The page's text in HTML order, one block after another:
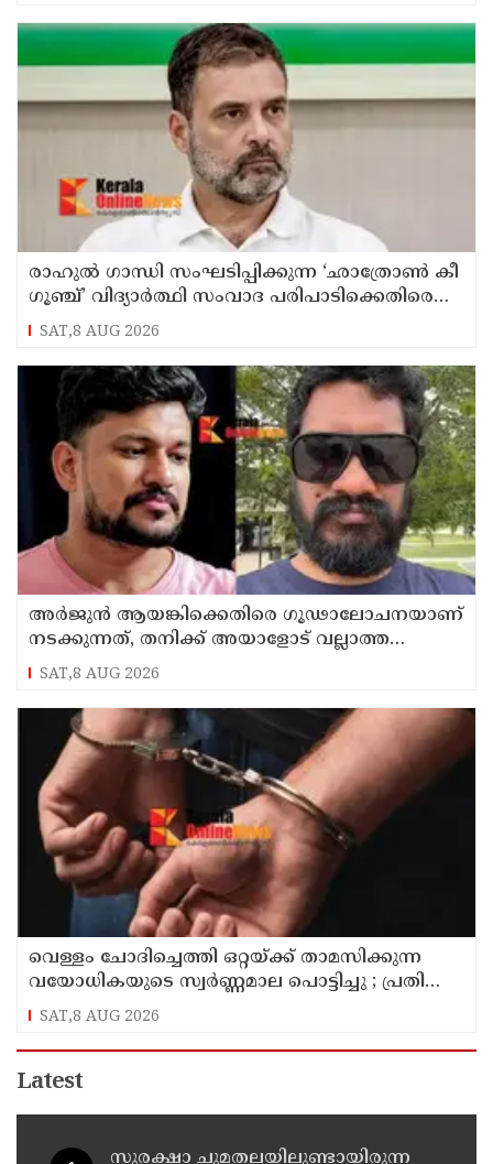
രാഹുൽ ഗാന്ധി സംഘടിപ്പിക്കുന്ന ‘ഛാത്രോൺ കീ
ഗൂഞ്ച്’ വിദ്യാർത്ഥി സംവാദ പരിപാടിക്കെതിരെ
രൂക്ഷവിമർശനവുമായി ബിജെപി
SAT,8 AUG 2026
അർജുൻ ആയങ്കിക്കെതിരെ ഗൂഢാലോചനയാണ്
നടക്കുന്നത്, തനിക്ക് അയാളോട് വല്ലാത്ത
സ്നേഹം തോന്നുന്നു ; സംവിധായകൻ
സനൽകുമാർ ശശിധരൻ
SAT,8 AUG 2026
വെള്ളം ചോദിച്ചെത്തി ഒറ്റയ്ക്ക് താമസിക്കുന്ന
വയോധികയുടെ സ്വർണ്ണമാല പൊട്ടിച്ചു ; പ്രതി
പിടിയിൽ
SAT,8 AUG 2026
Latest
സുരക്ഷാ ചുമതലയിലുണ്ടായിരുന്ന